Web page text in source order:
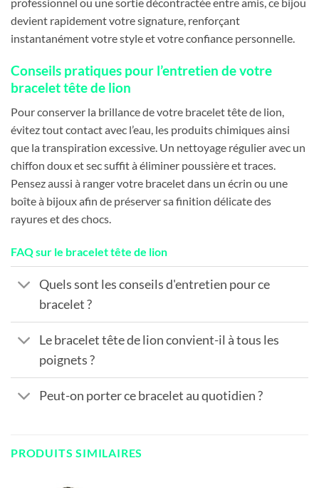
devient rapidement votre signature, renforçant
instantanément votre style et votre confiance personnelle.
Conseils pratiques pour l’entretien de votre
bracelet tête de lion
Pour conserver la brillance de votre bracelet tête de lion,
évitez tout contact avec l’eau, les produits chimiques ainsi
que la transpiration excessive. Un nettoyage régulier avec un
chiffon doux et sec suffit à éliminer poussière et traces.
Pensez aussi à ranger votre bracelet dans un écrin ou une
boîte à bijoux afin de préserver sa finition délicate des
rayures et des chocs.
FAQ sur le bracelet tête de lion
Quels sont les conseils d'entretien pour ce
bracelet ?
Le bracelet tête de lion convient-il à tous les
poignets ?
Peut-on porter ce bracelet au quotidien ?
PRODUITS SIMILAIRES